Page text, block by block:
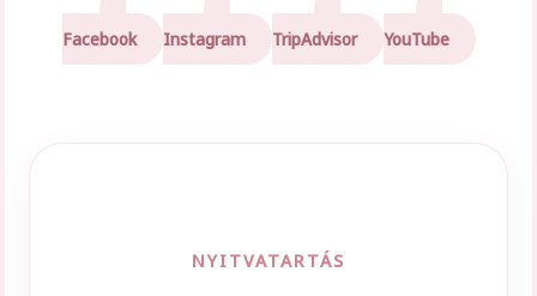
Facebook Instagram TripAdvisor YouTube
NYITVATARTÁS